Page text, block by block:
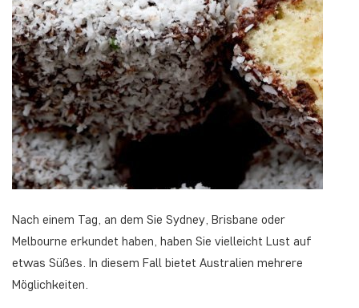
Nach einem Tag, an dem Sie Sydney, Brisbane oder
Melbourne erkundet haben, haben Sie vielleicht Lust auf
etwas Süßes. In diesem Fall bietet Australien mehrere
Möglichkeiten.